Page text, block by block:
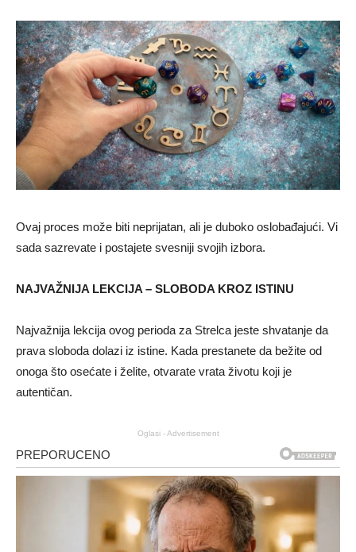
Ovaj proces može biti neprijatan, ali je duboko oslobađajući. Vi
sada sazrevate i postajete svesniji svojih izbora.
NAJVAŽNIJA LEKCIJA – SLOBODA KROZ ISTINU
Najvažnija lekcija ovog perioda za Strelca jeste shvatanje da
prava sloboda dolazi iz istine. Kada prestanete da bežite od
onoga što osećate i želite, otvarate vrata životu koji je
autentičan.
Oglasi - Advertisement